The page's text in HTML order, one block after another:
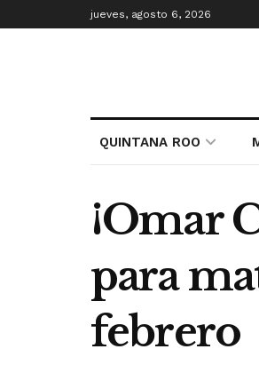
jueves, agosto 6, 2026
QUINTANA ROO
¡Omar
para
febrero